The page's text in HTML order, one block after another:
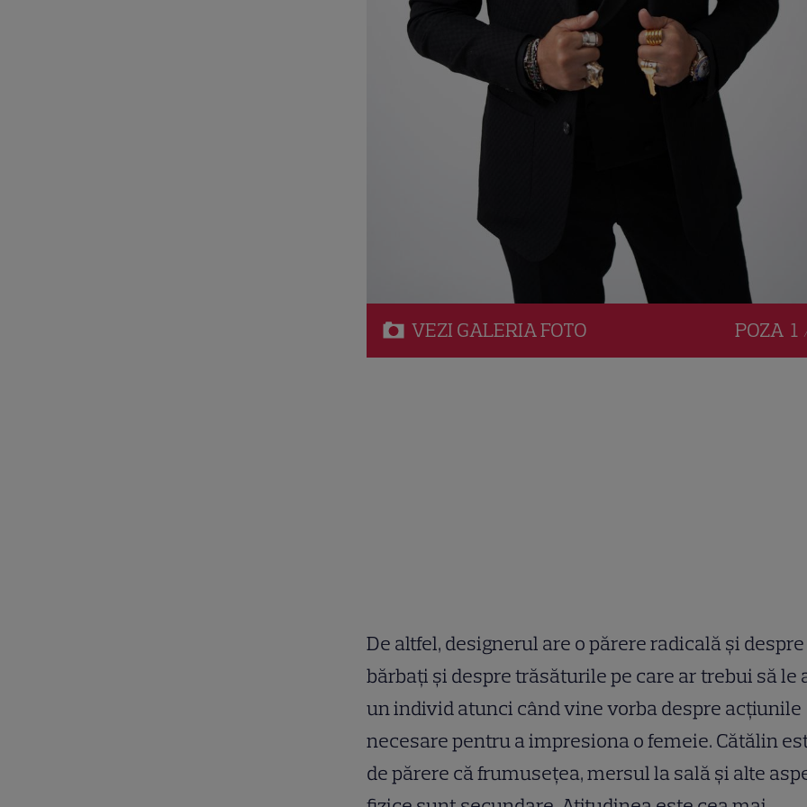
VEZI GALERIAFOTO POZA 1
De altfel, designerul are o părere radicală și despre
bărbați și despre trăsăturile pe care ar trebui să le
un individ atunci când vine vorba despre acțiunile
necesare pentru a impresiona o femeie. Cătălin
de părere că frumusețea, mersul la sală și alte